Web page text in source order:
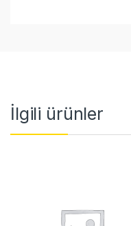
İlgili ürünler